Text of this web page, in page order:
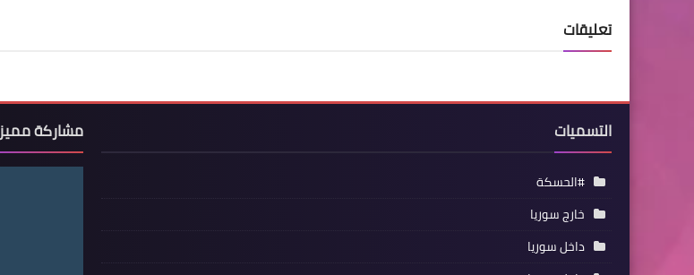
تعليقات
التسميات
#الحسكة
خارج سوريا
داخل سوريا
مشاركة